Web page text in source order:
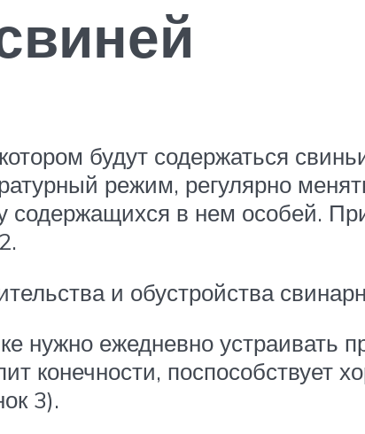
будут содержаться
режим, регулярно
содержащихся в нем особей.
и обустройства
нужно ежедневно устраивать
конечности, поспособствует
3).